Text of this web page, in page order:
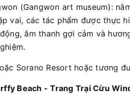
(Gangwon art museum):
vai, các tác phẩm được thực
âm thanh gợi cảm và
Sorano Resort hoặc tương
Beach - Trang Trại Cừu